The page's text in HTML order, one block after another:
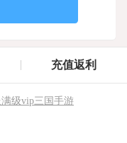
充值返利
级vip三国手游